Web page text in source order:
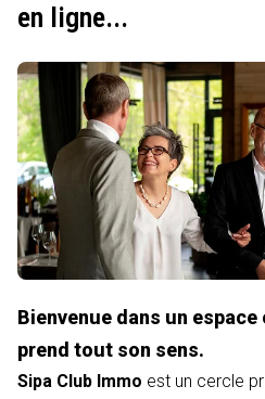
en ligne...
Bienvenue dans un
prend tout son sens.
Sipa Club Immo est un cercle